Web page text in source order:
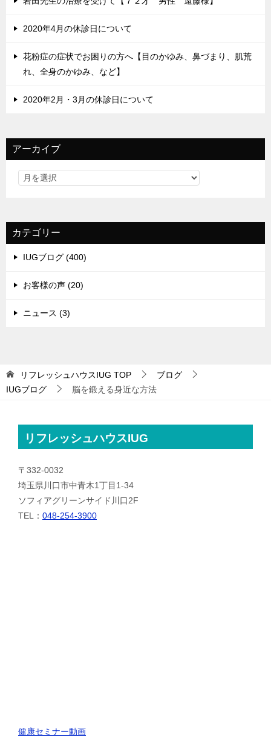
2020年4月の休診日について
花粉症の症状でお困りの方へ【目のかゆみ、鼻づまり、肌荒
れ、全身のかゆみ、など】
2020年2月・3月の休診日について
アーカイブ
カテゴリー
IUGブログ (400)
お客様の声 (20)
ニュース (3)
リフレッシュハウスIUG TOP
ブログ
IUGブログ
脳を鍛える身近な方法
リフレッシュハウスIUG
〒332-0032
埼玉県川口市中青木1丁目1-34
ソフィアグリーンサイド川口2F
TEL： 048-254-3900
健康セミナー動画